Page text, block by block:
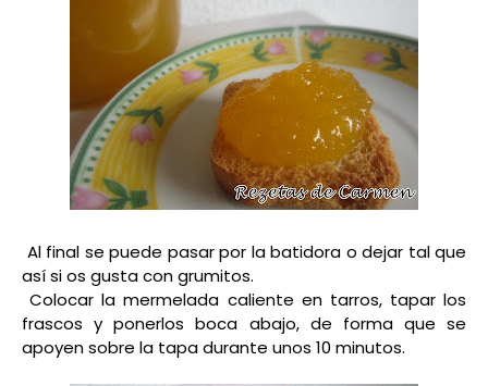
Al final se puede pasar por la batidora o dejar tal que
así si os gusta con grumitos.
Colocar la mermelada caliente en tarros, tapar los
frascos y ponerlos boca abajo, de forma que se
apoyen sobre la tapa durante unos 10 minutos.